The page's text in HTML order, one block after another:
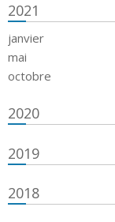
2021
janvier
mai
octobre
2020
2019
2018